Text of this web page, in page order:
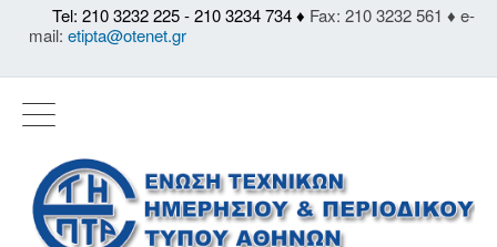
Tel: 210 3232 225 - 210 3234 734 ♦ Fax: 210 3232 561 ♦ e-
mail: etipta@otenet.gr